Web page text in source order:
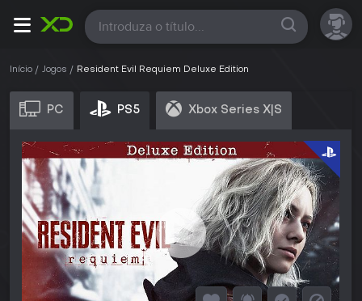
Todas
Início Jogos Resident Evil Requiem Deluxe Edition
PC PS5 Xbox Series X|S